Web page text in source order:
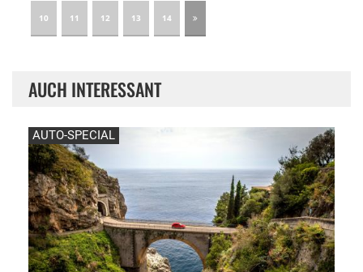
10 11 12 13 14
AUCH INTERESSANT
AUTO-SPECIAL